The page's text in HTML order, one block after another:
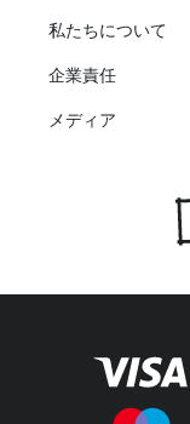
私たちについて
企業責任
メディア